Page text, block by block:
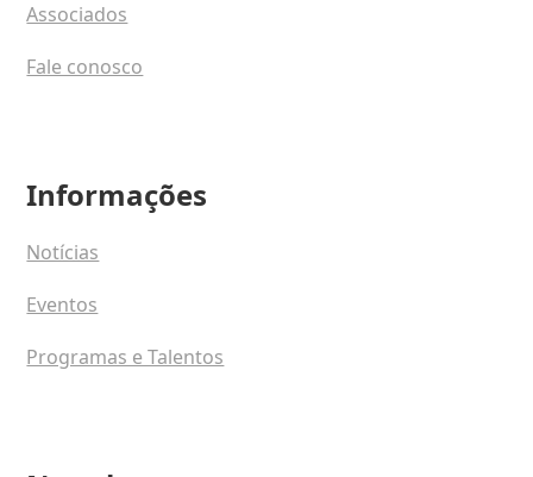
Associados
Fale conosco
Informações
Notícias
Eventos
Programas e Talentos